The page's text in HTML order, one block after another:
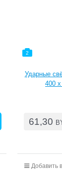
2
Ударные
400
61,30
Добавить